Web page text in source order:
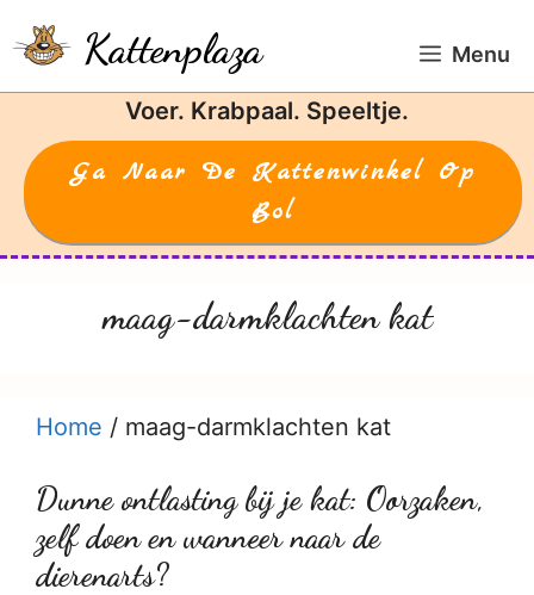
naar
de
Kattenplaza Menu
Voer. Krabpaal. Speeltje.
Ga Naar De Kattenwinkel Op
Bol
maag-darmklachten kat
Home / maag-darmklachten kat
Dunne ontlasting bij je kat: Oorzaken,
zelf doen en wanneer naar de
dierenarts?